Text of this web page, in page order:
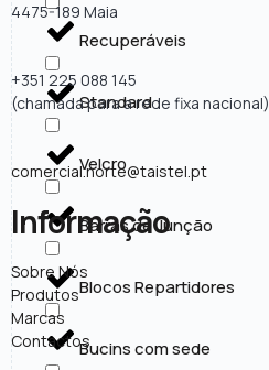
Recuperáveis
Standard
Velcro
Barras de Junção
Blocos Repartidores
Bucins com sede
4475-189 Maia
+351 225 088 145
(chamada para a rede fixa nacional)
comercial.norte@taistel.pt
Informação
Sobre Nós
Produtos
Marcas
Contactos